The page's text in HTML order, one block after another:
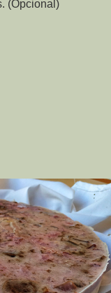
(Opcional)